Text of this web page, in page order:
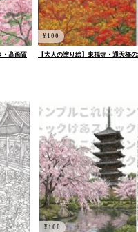
・高画質
¥ 100
【大人の塗り絵】東福寺・通天橋
¥ 100